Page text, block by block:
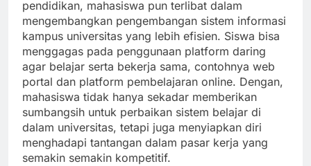
pendidikan, mahasiswa pun terlibat dalam
mengembangkan pengembangan sistem informasi
kampus universitas yang lebih efisien. Siswa bisa
menggagas pada penggunaan platform daring
agar belajar serta bekerja sama, contohnya web
portal dan platform pembelajaran online. Dengan,
mahasiswa tidak hanya sekadar memberikan
sumbangsih untuk perbaikan sistem belajar di
dalam universitas, tetapi juga menyiapkan diri
menghadapi tantangan dalam pasar kerja yang
semakin semakin kompetitif.